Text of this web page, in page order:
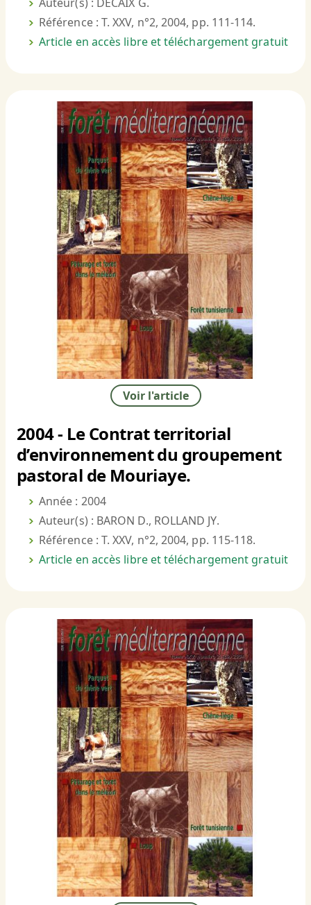
Auteur(s) : DECAIX G.
Référence : T. XXV, n°2, 2004, pp. 111-114.
Article en accès libre et téléchargement gratuit
Voir l'article
2004 - Le Contrat territorial
d’environnement du groupement
pastoral de Mouriaye.
Année : 2004
Auteur(s) : BARON D., ROLLAND JY.
Référence : T. XXV, n°2, 2004, pp. 115-118.
Article en accès libre et téléchargement gratuit